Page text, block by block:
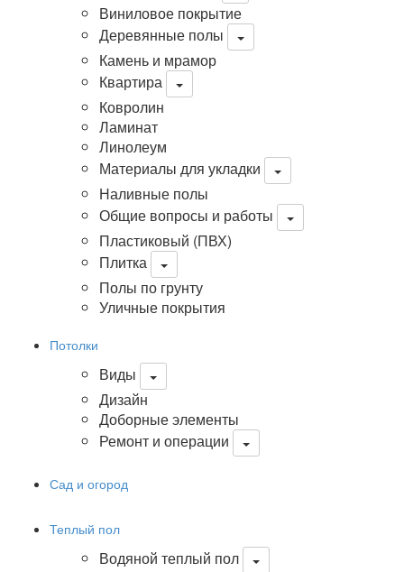
Виниловое покрытие
Деревянные полы
Камень и мрамор
Квартира
Ковролин
Ламинат
Линолеум
Материалы для укладки
Наливные полы
Общие вопросы и работы
Пластиковый (ПВХ)
Плитка
Полы по грунту
Уличные покрытия
Потолки
Виды
Дизайн
Доборные элементы
Ремонт и операции
Сад и огород
Теплый пол
Водяной теплый пол